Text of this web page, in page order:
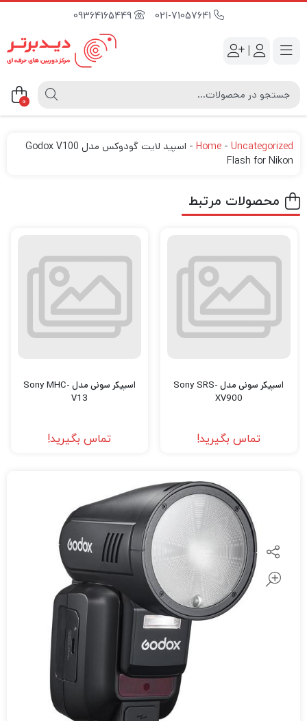
09364165449
|
0
Home - Uncategorized
-
اسپید لایت گودوکس مدل Godox V100
Flash for Nikon
محصولات مرتبط
اسپیکر سونی مدل Sony SRS-
XV900
تماس بگیرید!
اسپیکر سونی مدل Sony MHC-
V13
تماس بگیرید!